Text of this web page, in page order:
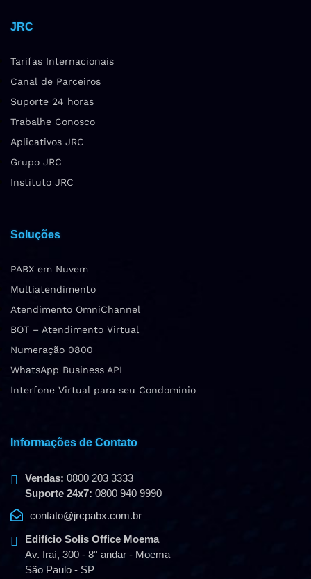
JRC
Tarifas Internacionais
Canal de Parceiros
Suporte 24 horas
Trabalhe Conosco
Aplicativos JRC
Grupo JRC
Instituto JRC
Soluções
PABX em Nuvem
Multiatendimento
Atendimento OmniChannel
BOT – Atendimento Virtual
Numeração 0800
WhatsApp Business API
Interfone Virtual para seu Condomínio
Informações de Contato
Vendas: 0800 203 3333
Suporte 24x7: 0800 940 9990
contato@jrcpabx.com.br
Edifício Solis Office Moema
Av. Iraí, 300 - 8° andar - Moema
São Paulo - SP